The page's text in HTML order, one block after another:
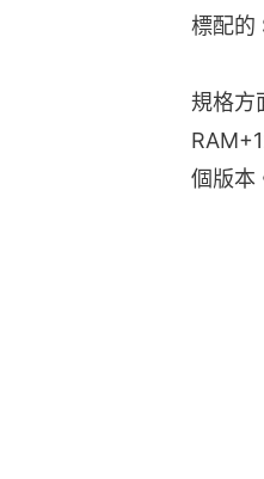
標配的
規格方
個版本